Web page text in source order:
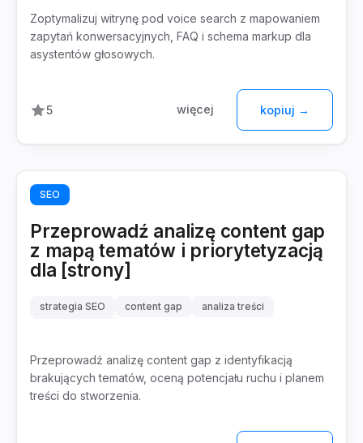
Zoptymalizuj witrynę pod voice search z mapowaniem
zapytań konwersacyjnych, FAQ i schema markup dla
asystentów głosowych.
5 więcej kopiuj →
SEO
Przeprowadź analizę content gap
z mapą tematów i priorytetyzacją
dla [strony]
strategia SEO content gap
analiza treści
Przeprowadź analizę content gap z identyfikacją
brakujących tematów, oceną potencjału ruchu i planem
treści do stworzenia.